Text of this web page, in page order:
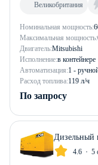
Номинальная мощность:
Максимальная мощность:
Двигатель:Mitsubishi
Исполнение:в контейнере
Автоматизация:1 -
Расход топлива:119 л/ч
Великобритания
По запросу
Дизельный
4.6 5